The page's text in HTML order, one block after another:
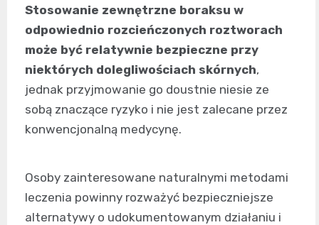
Stosowanie zewnętrzne boraksu w
odpowiednio rozcieńczonych roztworach
może być relatywnie bezpieczne przy
niektórych dolegliwościach skórnych,
jednak przyjmowanie go doustnie niesie ze
sobą znaczące ryzyko i nie jest zalecane przez
konwencjonalną medycynę.
Osoby zainteresowane naturalnymi metodami
leczenia powinny rozważyć bezpieczniejsze
alternatywy o udokumentowanym działaniu i